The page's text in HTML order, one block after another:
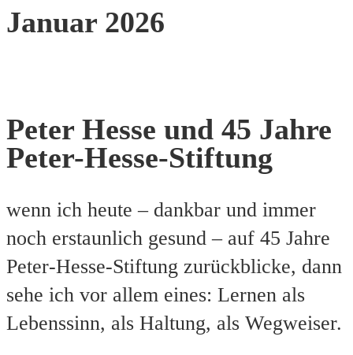
Januar 2026
Peter Hesse und 45 Jahre
Peter-Hesse-Stiftung
wenn ich heute – dankbar und immer
noch erstaunlich gesund – auf 45 Jahre
Peter‑Hesse‑Stiftung zurückblicke, dann
sehe ich vor allem eines: Lernen als
Lebenssinn, als Haltung, als Wegweiser.